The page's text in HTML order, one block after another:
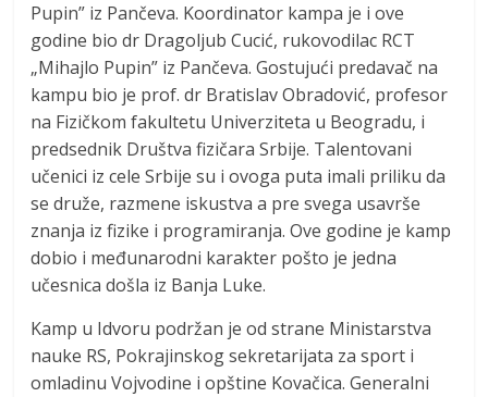
Pupin” iz Pančeva. Koordinator kampa je i ove
godine bio dr Dragoljub Cucić, rukovodilac RCT
„Mihajlo Pupin” iz Pančeva. Gostujući predavač na
kampu bio je prof. dr Bratislav Obradović, profesor
na Fizičkom fakultetu Univerziteta u Beogradu, i
predsednik Društva fizičara Srbije. Talentovani
učenici iz cele Srbije su i ovoga puta imali priliku da
se druže, razmene iskustva a pre svega usavrše
znanja iz fizike i programiranja. Ove godine je kamp
dobio i međunarodni karakter pošto je jedna
učesnica došla iz Banja Luke.
Kamp u Idvoru podržan je od strane Ministarstva
nauke RS, Pokrajinskog sekretarijata za sport i
omladinu Vojvodine i opštine Kovačica. Generalni